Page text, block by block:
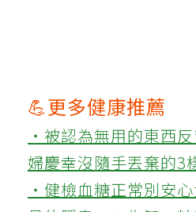
💪更多健康推薦
‧被認為無用的東西
婦慶幸沒隨手丟棄的3
‧健檢血糖正常別安